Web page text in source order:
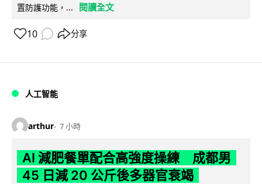
置防護功能，...
閱讀全文
10 分享
人工智能
arthur 7 小時
AI 減肥餐單配合高強度操練 成都男
45 日減 20 公斤後多器官衰竭